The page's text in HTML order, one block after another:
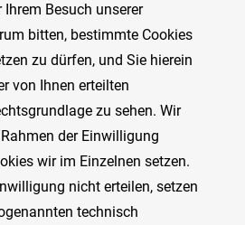
Besuch unserer
bitten, bestimmte Cookies
zu dürfen, und Sie hierein
von Ihnen erteilten
zu sehen. Wir
der Einwilligung
wir im Einzelnen setzen.
nicht erteilen, setzen
technisch